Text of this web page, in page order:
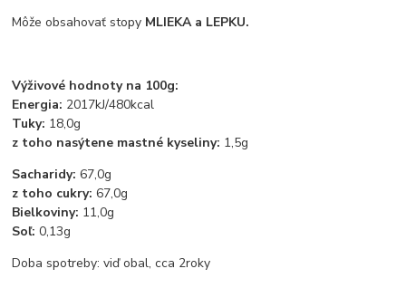
Môže obsahovať stopy MLIEKA a LEPKU.
Výživové hodnoty na 100g:
Energia: 2017kJ/480kcal
Tuky: 18,0g
z toho nasýtene mastné kyseliny: 1,5g
Sacharidy: 67,0g
z toho cukry: 67,0g
Bielkoviny: 11,0g
Soľ: 0,13g
Doba spotreby: viď obal, cca 2roky